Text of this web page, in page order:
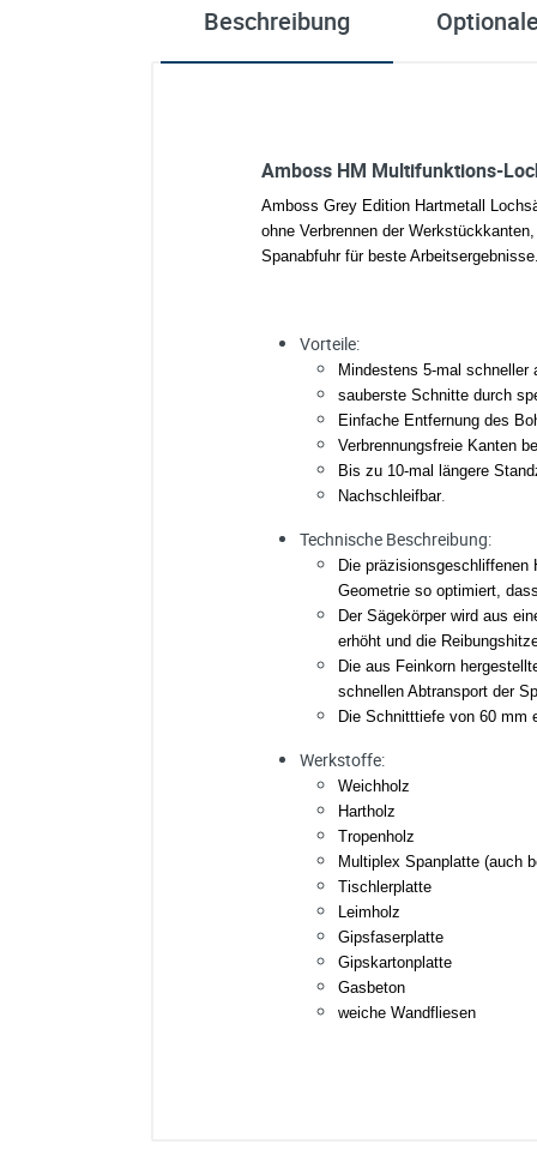
Beschreibung
Amboss HM Multifunktions-
Amboss Grey Edition Hartmetall
ohne Verbrennen der
Spanabfuhr für beste Arbeitsergebnisse.
Vorteile:
Mindestens 5-mal schneller
sauberste Schnitte durch
Einfache Entfernung des
Verbrennungsfreie Kanten
Bis zu 10-mal längere
Nachschleifbar.
Technische Beschreibung:
Die präzisionsgeschliffenen
Geometrie so optimiert,
Der Sägekörper wird aus
erhöht und die
Die aus Feinkorn
schnellen Abtransport der
Die Schnitttiefe von 60 mm
Werkstoffe:
Weichholz
Hartholz
Tropenholz
Multiplex Spanplatte (auch
Tischlerplatte
Leimholz
Gipsfaserplatte
Gipskartonplatte
Gasbeton
weiche Wandfliesen